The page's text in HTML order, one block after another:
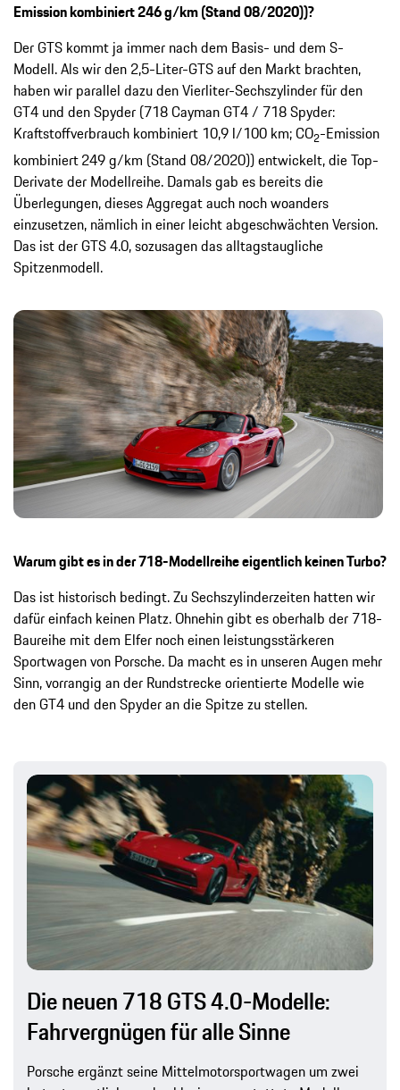
Emission kombiniert 246 g/km (Stand 08/2020))?
Der GTS kommt ja immer nach dem Basis- und dem S-
Modell. Als wir den 2,5-Liter-GTS auf den Markt brachten,
haben wir parallel dazu den Vierliter-Sechszylinder für den
GT4 und den Spyder (718 Cayman GT4 / 718 Spyder:
Kraftstoffverbrauch kombiniert 10,9 l/100 km; CO2-Emission
kombiniert249 g/km (Stand 08/2020)) entwickelt, die Top-
Derivate der Modellreihe. Damals gab es bereits die
Überlegungen, dieses Aggregat auch noch woanders
einzusetzen, nämlich in einer leicht abgeschwächten Version.
Das ist der GTS 4.0, sozusagen das alltagstaugliche
Spitzenmodell.
Warum gibt es in der 718-Modellreihe eigentlich keinen Turbo?
Das ist historisch bedingt. Zu Sechszylinderzeiten hatten wir
dafür einfach keinen Platz. Ohnehin gibt es oberhalb der 718-
Baureihe mit dem Elfer noch einen leistungsstärkeren
Sportwagen von Porsche. Da macht es in unseren Augen mehr
Sinn, vorrangig an der Rundstrecke orientierte Modelle wie
den GT4 und den Spyder an die Spitze zu stellen.
Die neuen 718 GTS 4.0-Modelle:
Fahrvergnügen für alle Sinne
Porsche ergänzt seine Mittelmotorsportwagen um zwei